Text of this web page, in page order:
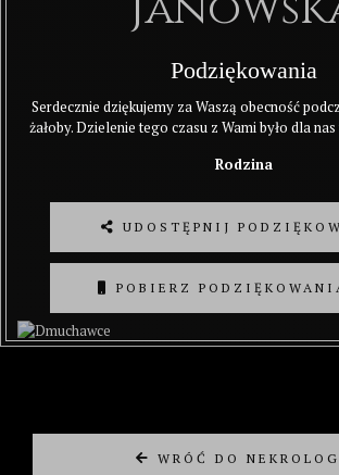
Podziękowania
Serdecznie dziękujemy za Waszą obecność
żałoby. Dzielenie tego czasu z Wami było dla
Rodzina
UDOSTĘPNIJ
POBIERZ
WRÓĆ DO